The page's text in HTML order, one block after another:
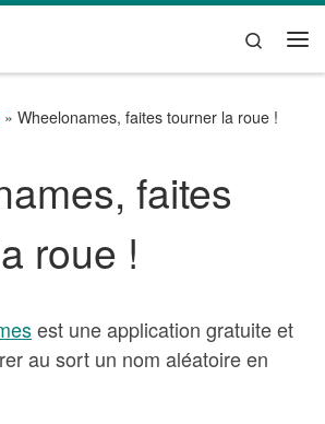
Search
» Wheelonames, faites tourner la roue !
faites
roue !
est une application gratuite et
au sort un nom aléatoire en